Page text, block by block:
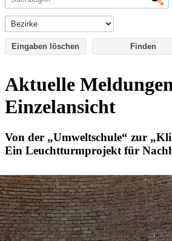
Eingaben löschen
Aktuelle
Einzelansicht
Von der „Umweltschule“ zur
Ein Leuchtturmprojekt für